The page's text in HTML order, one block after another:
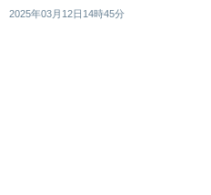
2025年03月12日14時45分